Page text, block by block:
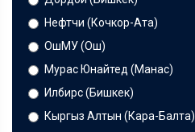
Нефтчи (Кочкор-Ата)
ОшМУ (Ош)
Мурас Юнайтед (Манас)
Илбирс (Бишкек)
Кыргыз Алтын (Кара-Балта)